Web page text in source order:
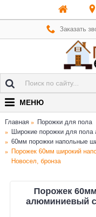
Заказать
МЕНЮ
Главная
Порожки для пола
Широкие порожки для
60мм порожки напольные
Порожек 60мм широкий
Новосел, бронза
Порожек
алюминиевый